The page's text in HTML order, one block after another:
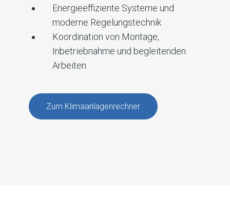
Energieeffiziente Systeme und
moderne Regelungstechnik
Koordination von Montage,
Inbetriebnahme und begleitenden
Arbeiten
Zum Klimaanlagenrechner